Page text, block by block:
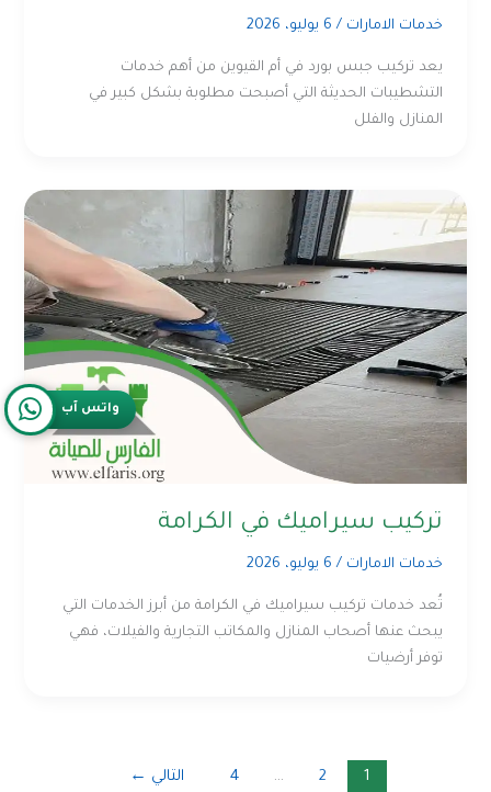
خدمات الامارات / 6 يوليو، 2026
يعد تركيب جبس بورد في أم القيوين من أهم خدمات
التشطيبات الحديثة التي أصبحت مطلوبة بشكل كبير في
المنازل والفلل
تركيب سيراميك في الكرامة
خدمات الامارات / 6 يوليو، 2026
تُعد خدمات تركيب سيراميك في الكرامة من أبرز الخدمات التي
يبحث عنها أصحاب المنازل والمكاتب التجارية والفيلات، فهي
توفر أرضيات
1
2
…
4 التالي ←
واتس آب